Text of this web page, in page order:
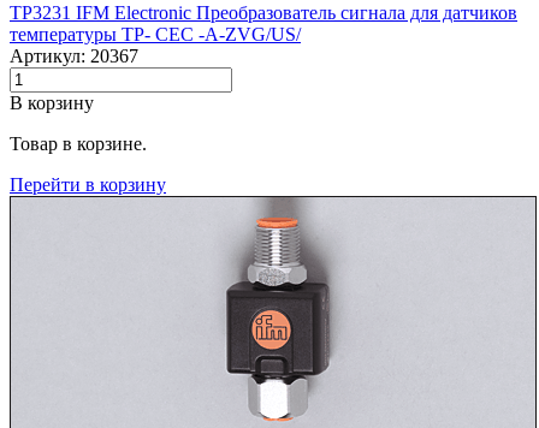
TP3231 IFM Electronic Преобразователь сигнала для датчиков
температуры TP- CEC -A-ZVG/US/
Артикул: 20367
В корзину
Товар в корзине.
Перейти в корзину